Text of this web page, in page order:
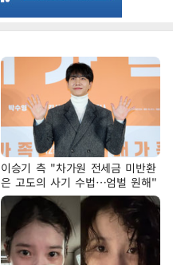
이승기 측 "차가원 전세금 미반환
은 고도의 사기 수법…엄벌 원해"